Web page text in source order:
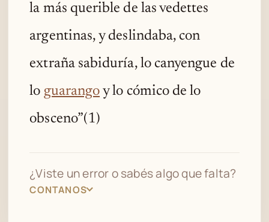
la más querible de las vedettes
argentinas, y deslindaba, con
extraña sabiduría, lo canyengue de
lo guarango y lo cómico de lo
obsceno”(1)
¿Viste un error o sabés algo que falta?
CONTANOS